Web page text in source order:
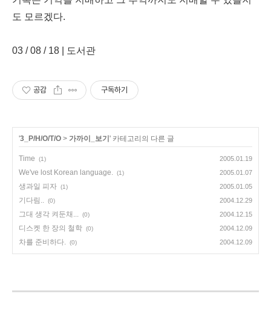
도 모르겠다.
03 / 08 / 18 | 도서관
공감 구독하기
'3_P/H/O/T/O > 가까이_보기' 카테고리의 다른 글
Time (1) 2005.01.19
We've lost Korean language. (1) 2005.01.07
생과일 피자 (1) 2005.01.05
기다림.. (0) 2004.12.29
그대 생각 켜둔채... (0) 2004.12.15
디스켓 한 장의 철학 (0) 2004.12.09
차를 준비하다. (0) 2004.12.09